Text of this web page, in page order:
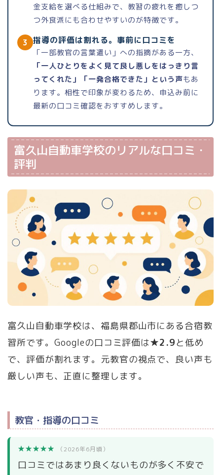
金支給を選べる仕組みで、教習の疲れを癒しつ
つ外食派にも合わせやすいのが特徴です。
3 指導の評価は割れる。事前に口コミを
「一部教官の言葉遣い」への指摘がある一方、
「一人ひとりをよく見て良し悪しをはっきり言
ってくれた」「一発合格できた」という声もあ
ります。相性で印象が変わるため、申込み前に
最新の口コミ確認をおすすめします。
富久山自動車学校のリアルな口コミ・
評判
富久山自動車学校は、福島県郡山市にある合宿教
習所です。Googleの口コミ評価は★2.9と低め
で、評価が割れます。元教官の視点で、良い声も
厳しい声も、正直に整理します。
教官・指導の口コミ
★★★★★ （2026年6月頃）
口コミではあまり良くないものが多く不安で